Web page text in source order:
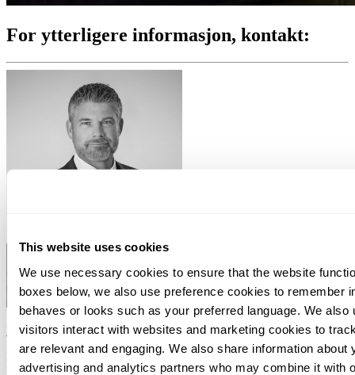
This website uses cookies
We use necessary cookies to ensure that the website
boxes below, we also use preference cookies to remember
behaves or looks such as your preferred language. We
visitors interact with websites and marketing cookies to
are relevant and engaging. We also share information
advertising and analytics partners who may combine it with
For ytterligere informasjon, kontakt:
David Wastå
Partner